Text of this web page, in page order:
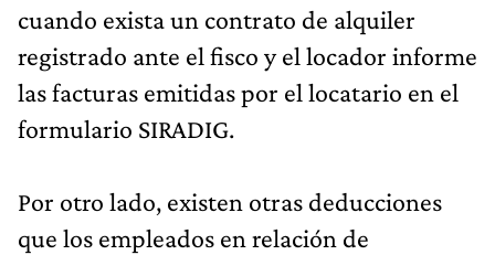
cuando exista un contrato de alquiler
registrado ante el fisco y el locador informe
las facturas emitidas por el locatario en el
formulario SIRADIG.
Por otro lado, existen otras deducciones
que los empleados en relación de